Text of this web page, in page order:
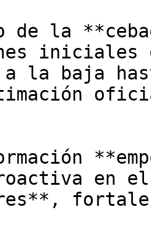
de la
iniciales
a la baja
en